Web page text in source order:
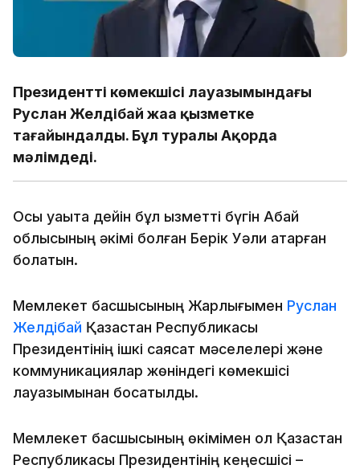
Президенттің көмекшісі лауазымындағы
Руслан Желдібай жаңа қызметке
тағайындалды. Бұл туралы Ақорда
мәлімдеді.
Осы уақытқа дейін бұл қызметті бүгін Абай
облысының әкімі болған Берік Уәли атқарған
болатын.
Мемлекет басшысының Жарлығымен Руслан
Желдібай Қазақстан Республикасы
Президентінің ішкі саясат мәселелері және
коммуникациялар жөніндегі көмекшісі
лауазымынан босатылды.
Мемлекет басшысының өкімімен ол Қазақстан
Республикасы Президентінің кеңесшісі –